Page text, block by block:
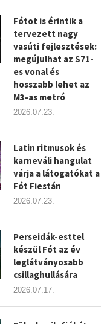
Fótot is érintik a
tervezett nagy
vasúti fejlesztések:
megújulhat az S71-
es vonal és
hosszabb lehet az
M3-as metró
2026.07.23.
Latin ritmusok és
karneváli hangulat
várja a látogatókat a
Fót Fiestán
2026.07.23.
Perseidák-esttel
készül Fót az év
leglátványosabb
csillaghullására
2026.07.17.